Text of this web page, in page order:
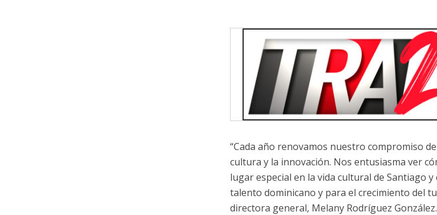
“Cada año renovamos nuestro compromiso
cultura y la innovación. Nos entusiasma ver
lugar especial en la vida cultural de Santiago
talento dominicano y para el crecimiento del
directora general, Melany Rodríguez González.